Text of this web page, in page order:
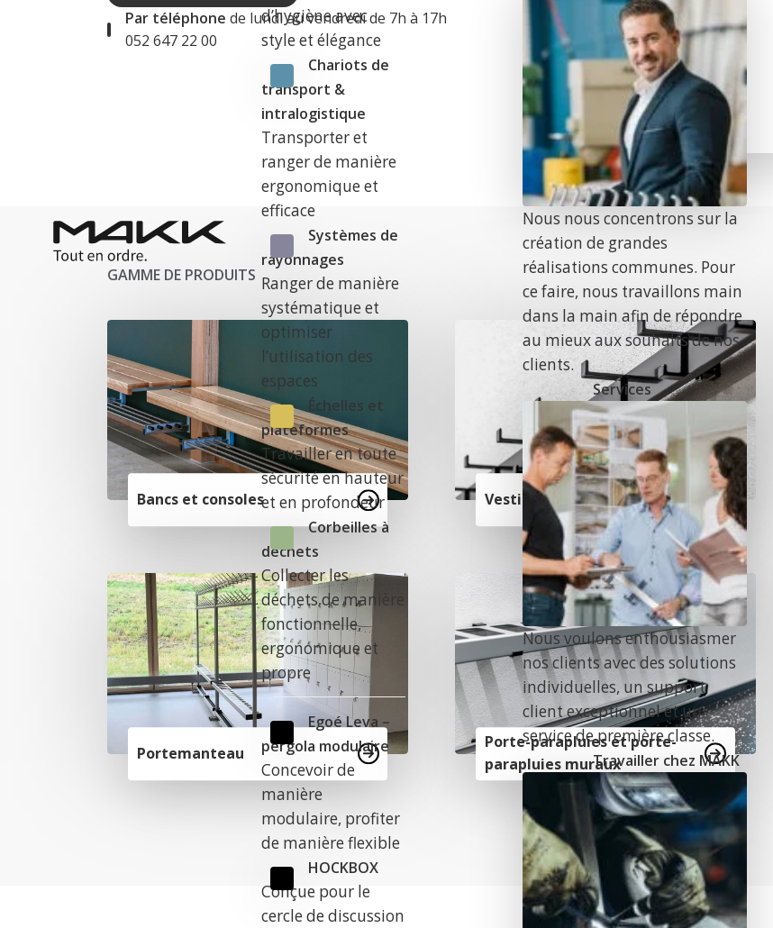
d’hygiène avec
style et élégance
Chariots de
transport &
intralogistique
Transporter et
ranger de manière
ergonomique et
efficace
Systèmes de
rayonnages
Ranger de manière
systématique et
optimiser
l’utilisation des
espaces
Échelles et
plateformes
Travailler en toute
sécurité en hauteur
et en profondeur
Corbeilles à
déchets
Collecter les
déchets de manière
fonctionnelle,
ergonomique et
propre
Egoé Leva –
pergola modulaire
Concevoir de
manière
modulaire, profiter
de manière flexible
HOCKBOX
Conçue pour le
cercle de discussion
Nous nous concentrons sur la
création de grandes
réalisations communes. Pour
ce faire, nous travaillons main
dans la main afin de répondre
au mieux aux souhaits de nos
clients.
Services
Nous voulons enthousiasmer
nos clients avec des solutions
individuelles, un support
client exceptionnel et un
service de première classe.
Travailler chez MAKK
Par téléphone de lundi au vendredi de 7h à 17h
052 647 22 00
GAMME DE PRODUITS
Bancs et consoles Vestiaires muraux
Portemanteau
Porte-parapluies et porte-
parapluies muraux